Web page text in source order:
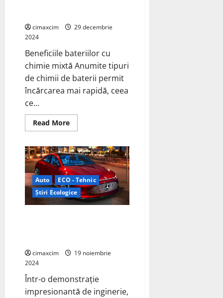
cimaxcim
29 decembrie
2024
Beneficiile bateriilor cu
chimie mixtă Anumite tipuri
de chimii de baterii permit
încărcarea mai rapidă, ceea
ce...
Read MoreRead
more
cu
Chimie
Mixtă
pentru
Vehicule
Electrice
Auto
ECO - Tehnic
Știri Ecologice
cimaxcim
19 noiembrie
2024
Într-o demonstrație
impresionantă de inginerie,